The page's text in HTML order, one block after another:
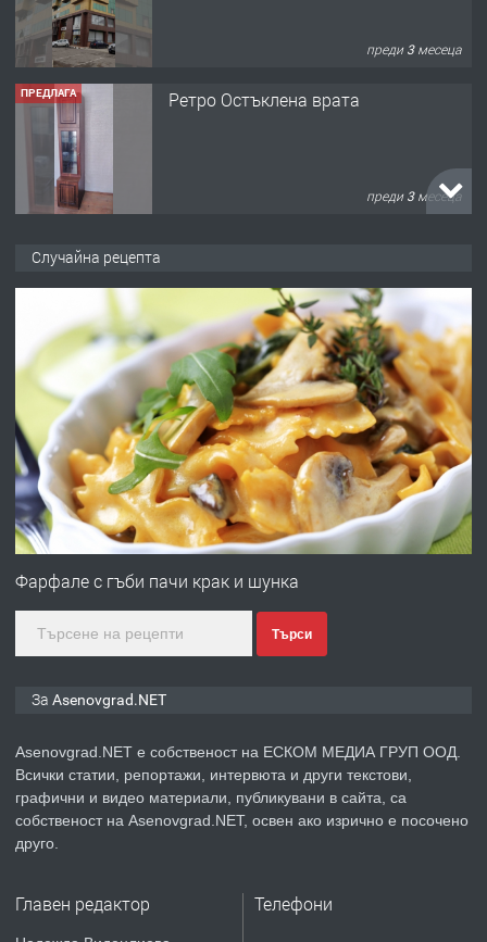
преди 3 месеца
ПРЕДЛАГА Ретро Остъклена врата
преди 3 месеца
преди 10 месеца
ПРЕДЛАГА
Професионална броячна машина -
със сертификат от ЕЦБ
преди 1 година
ПРЕДЛАГА
Професионална зеленчукорезачка
преди 2 години
ПРЕДЛАГА
Давам индивидуалани уроци по
Случайна рецепта
Фарфале с гъби пачи крак и шунка
Търси
За Asenovgrad.NET
Asenovgrad.NET е собственост на ЕСКОМ МЕДИА ГРУП ООД.
Всички статии, репортажи, интервюта и други текстови,
графични и видео материали, публикувани в сайта, са
собственост на Asenovgrad.NET, освен ако изрично е посочено
друго.
Главен редактор Телефони